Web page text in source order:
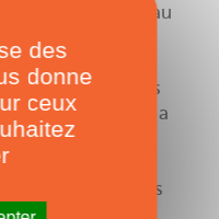
au niveau
est multi-
au mât,
du Trophée Jules
longtemps. Il n’y a
L’endurance
et femmes
d’encaisser les
C’est pourquoi
des
donne
ceux